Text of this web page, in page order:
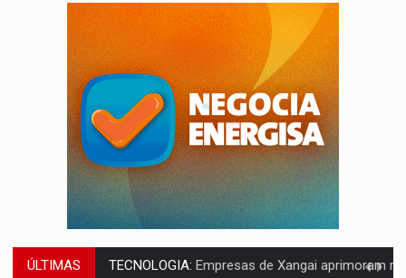
ÚLTIMAS PROTEGE A TERRA:China descobre como explodir asteroide com bomba